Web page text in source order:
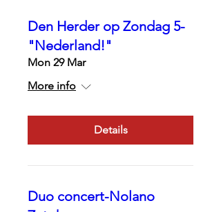
Den Herder op Zondag 5-
"Nederland!"
Mon 29 Mar
More info
Details
Duo concert-Nolano